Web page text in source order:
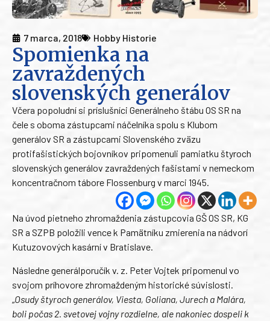
7 marca, 2018 Hobby Historie
Spomienka na
zavraždených
slovenských generálov
Včera popoludní si príslušníci Generálneho štábu OS SR na
čele s oboma zástupcami náčelníka spolu s Klubom
generálov SR a zástupcami Slovenského zväzu
protifašistických bojovníkov pripomenuli pamiatku štyroch
slovenských generálov zavraždených fašistami v nemeckom
koncentračnom tábore Flossenburg v marci 1945.
Na úvod pietneho zhromaždenia zástupcovia GŠ OS SR, KG
SR a SZPB položili vence k Pamätníku zmierenia na nádvorí
Kutuzovových kasární v Bratislave.
Následne generálporučík v. z. Peter Vojtek pripomenul vo
svojom príhovore zhromaždeným historické súvislosti.
Osudy štyroch generálov, Viesta, Goliana, Jurech a Malára,
boli počas 2. svetovej vojny rozdielne, ale nakoniec dospeli k